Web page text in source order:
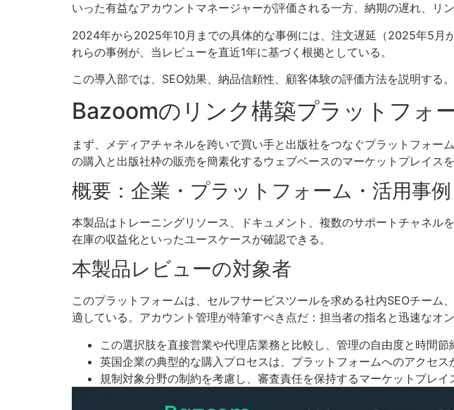
いった有益なアカウントマネージャーが評価される一方、納期の遅れ、リ
2024年から2025年10月までの具体的な事例には、注文遅延（2025年5月
れらの事例が、当レビューを直近1年に基づく根拠としている。
この導入部では、SEO効果、納品信頼性、顧客体験の評価方法を説明する
Bazoomのリンク構築プラットフォ
まず、メディアチャネルを跨いで買い手と出版社をつなぐプラットフォ
の購入と出版社枠の販売を簡素化するウェブベースのマーケットプレイスを
概要：企業・プラットフォーム・活用事例
本製品はトレーニングリソース、ドキュメント、複数のサポートチャネ
在庫の収益化といったユースケースが確認できる。
本製品レビューの対象者
このプラットフォームは、セルフサービスツールを求める社内SEOチー
適している。アカウント管理が特筆すべき点だ：担当者の指名と迅速なオ
この選択肢を直接営業や代理店業務と比較し、管理の自由度と時間節
英国企業の典型的な購入プロセスは、プラットフォームへのアクセ
規制対象分野の制約を考慮し、審査責任を保持するマーケットプレ